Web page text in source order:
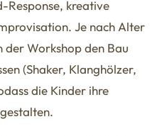
kreative
Je nach Alter
Workshop den Bau
(Shaker, Klanghölzer,
die Kinder ihre